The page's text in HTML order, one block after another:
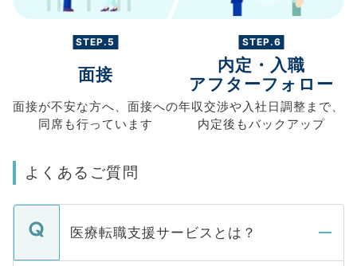
STEP.5
面接
面接が不安な方へ、 面接への
同席も行っています
STEP.6
内定・入職
アフターフォロー
年収交渉や入社日調整まで、
内定後もバックアップ
よくあるご質問
医療転職支援サービスとは？